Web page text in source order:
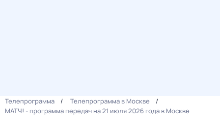
Телепрограмма
Телепрограмма в Москве
МАТЧ! - программа передач на 21 июля 2026 года в Москве